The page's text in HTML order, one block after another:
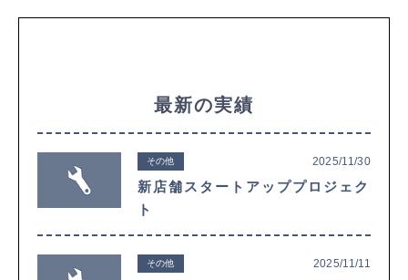
最新の実績
その他 2025/11/30
新店舗スタートアッププロジェク
ト
その他 2025/11/11